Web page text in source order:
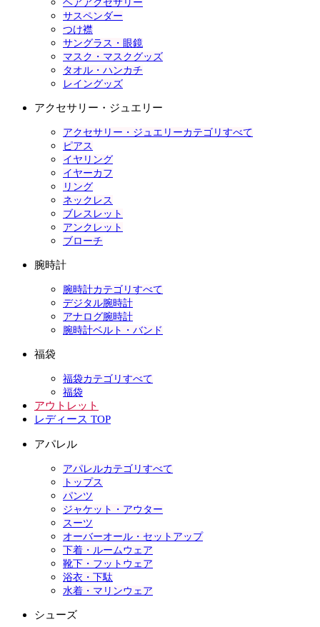
ヘアアクセサリー
サスペンダー
つけ襟
サングラス・眼鏡
マスク・マスクグッズ
タオル・ハンカチ
レイングッズ
アクセサリー・ジュエリー
アクセサリー・ジュエリーカテゴリすべて
ピアス
イヤリング
イヤーカフ
リング
ネックレス
ブレスレット
アンクレット
ブローチ
腕時計
腕時計カテゴリすべて
デジタル腕時計
アナログ腕時計
腕時計ベルト・バンド
福袋
福袋カテゴリすべて
福袋
アウトレット
レディース TOP
アパレル
アパレルカテゴリすべて
トップス
パンツ
ジャケット・アウター
スーツ
オーバーオール・セットアップ
下着・ルームウェア
靴下・フットウェア
浴衣・下駄
水着・マリンウェア
シューズ